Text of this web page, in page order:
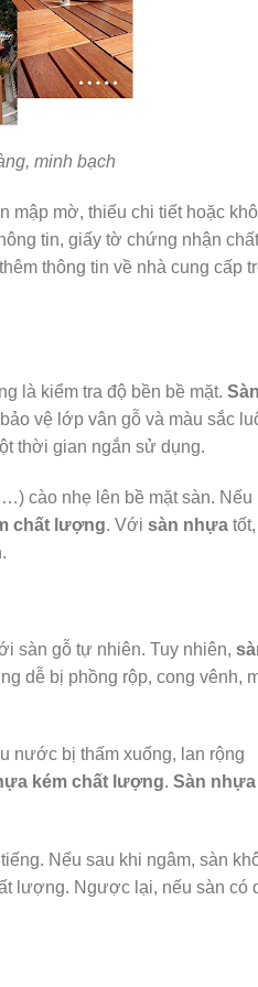
minh bạch
mập mờ, thiếu chi tiết hoặc
tin, giấy tờ chứng nhận chất
thông tin về nhà cung cấp
là kiểm tra độ bền bề mặt. Sàn
vệ lớp vân gỗ và màu sắc
thời gian ngắn sử dụng.
cào nhẹ lên bề mặt sàn. Nếu
chất lượng. Với sàn nhựa
sàn gỗ tự nhiên. Tuy nhiên,
dễ bị phồng rộp, cong vênh,
nước bị thấm xuống, lan rộng
kém chất lượng. Sàn nhựa
Nếu sau khi ngâm, sàn
lượng. Ngược lại, nếu sàn có